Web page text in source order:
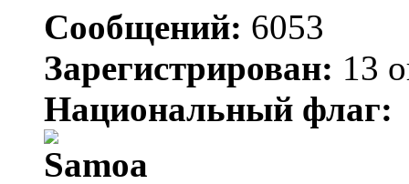
Сообщений: 6053
Зарегистрирован: 13
Национальный флаг: